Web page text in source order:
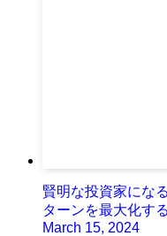
賢明な投資家にな
ターンを最大化す
March 15, 2024